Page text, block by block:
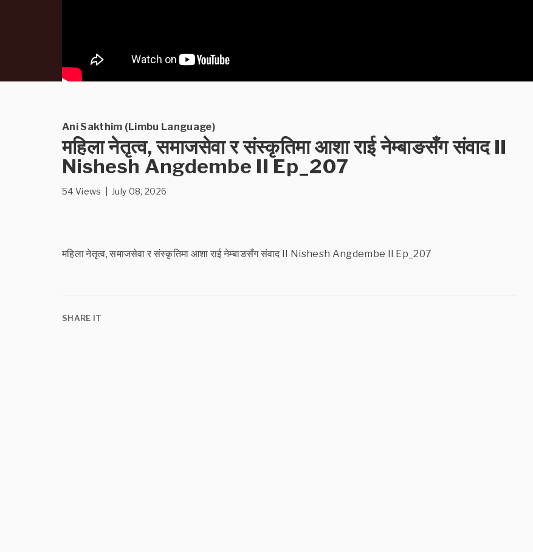
Ani Sakthim (Limbu Language)
महिला नेतृत्व, समाजसेवा र संस्कृतिमा आशा राई नेम्बाङसँग संवाद II
Nishesh Angdembe II Ep_207
54 Views | July 08, 2026
महिला नेतृत्व, समाजसेवा र संस्कृतिमा आशा राई नेम्बाङसँग संवाद II Nishesh Angdembe II Ep_207
SHARE IT